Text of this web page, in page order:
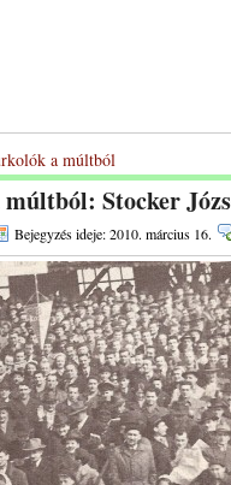
a múltból
Stocker
Bejegyzés ideje: 2010. március 16.